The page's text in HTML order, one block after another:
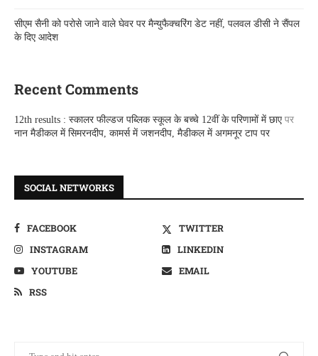
सीएम सैनी को परोसे जाने वाले घेवर पर मैन्युफैक्चरिंग डेट नहीं, पलवल डीसी ने सैंपल
के दिए आदेश
Recent Comments
12th results : स्कालर फील्डज पब्लिक स्कूल के बच्चे 12वीं के परिणामों में छाएपर
नान मैडीकल में सिमरनदीप, कामर्स में जशनदीप, मैडीकल में अगमनूर टाप पर
SOCIAL NETWORKS
FACEBOOK
TWITTER
INSTAGRAM
LINKEDIN
YOUTUBE
EMAIL
RSS